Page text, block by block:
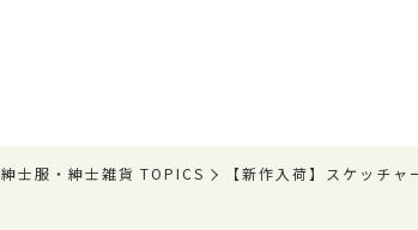
紳士服・紳士雑貨 TOPICS 【新作入荷】スケッチ